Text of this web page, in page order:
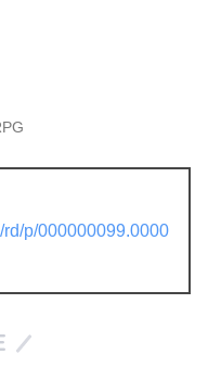
rd/p/000000099.0000